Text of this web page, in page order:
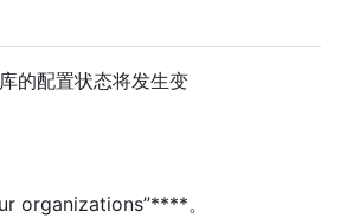
的配置状态将发生变
organizations”****。